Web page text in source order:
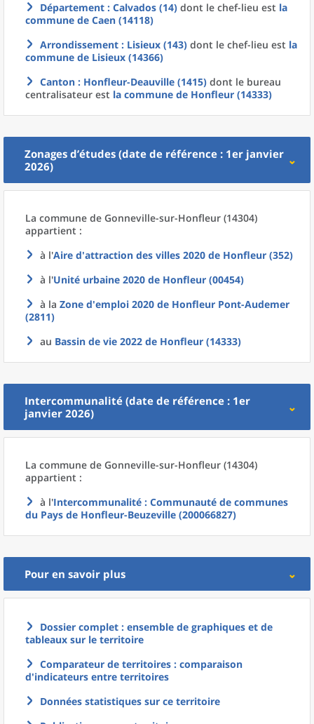
Département : Calvados (14) dont le chef-lieu est la
commune de Caen (14118)
Arrondissement : Lisieux (143) dont le chef-lieu est la
commune de Lisieux (14366)
Canton : Honfleur-Deauville (1415) dont le bureau
centralisateur est la commune de Honfleur (14333)
Zonages d’études (date de référence : 1er janvier
2026)
La commune de Gonneville-sur-Honfleur (14304)
appartient :
à l'Aire d'attraction des villes 2020 de Honfleur (352)
à l'Unité urbaine 2020 de Honfleur (00454)
à la Zone d'emploi 2020 de Honfleur Pont-Audemer
(2811)
au Bassin de vie 2022 de Honfleur (14333)
Intercommunalité (date de référence : 1er
janvier 2026)
La commune de Gonneville-sur-Honfleur (14304)
appartient :
à l'Intercommunalité : Communauté de communes
du Pays de Honfleur-Beuzeville (200066827)
Pour en savoir plus
Dossier complet : ensemble de graphiques et de
tableaux sur le territoire
Comparateur de territoires : comparaison
d'indicateurs entre territoires
Données statistiques sur ce territoire